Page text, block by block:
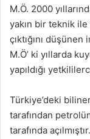
M.Ö. 2000
yakın bir teknik
çıktığını düşünen
M.Ö’ ki yıllarda
yapıldığı
Türkiye’deki
tarafından
tarafında